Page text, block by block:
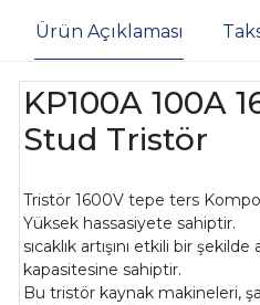
Ürün Açıklaması
KP100A 100A
Stud Tristör
Tristör 1600V tepe ters
Yüksek hassasiyete sahiptir.
sıcaklık artışını etkili bir şekilde
kapasitesine sahiptir.
Bu tristör kaynak makineleri,